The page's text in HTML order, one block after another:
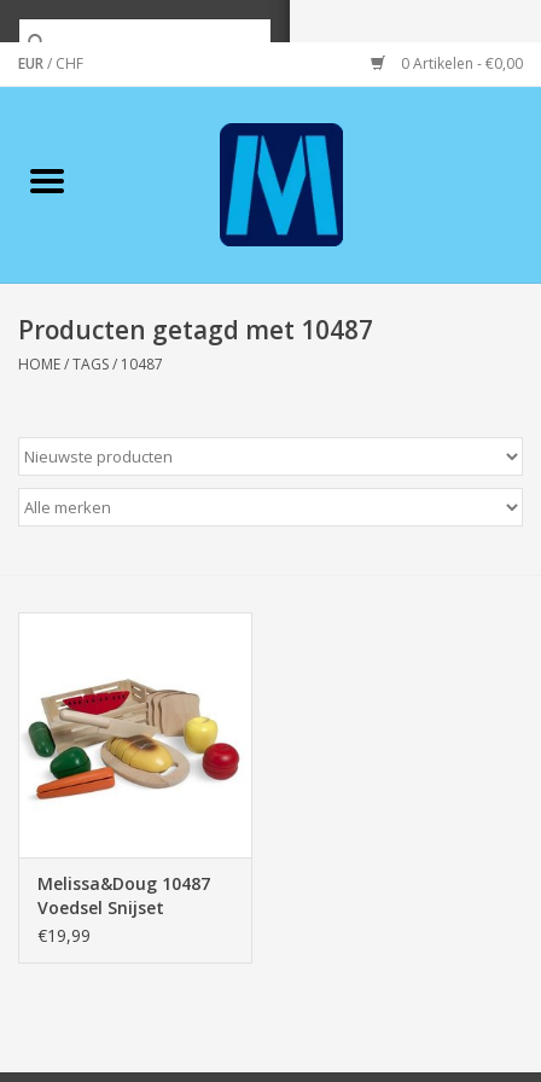
EUR/ CHF 0 Artikelen - €0,00
Merken
Wonen/koken/huishouden
Wenskaarten
Zeeuws/Streek
Elektra
Baby & Peuter
Speelgoed & hobby
Cadeau & feest
Producten getagd met 10487
HOME/TAGS/ 10487
Melissa&Doug 10487
Voedsel Snijset
€19,99